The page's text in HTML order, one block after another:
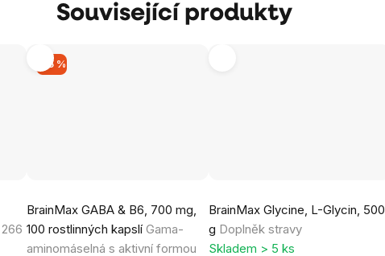
Související produkty
–15 %
BrainMax GABA & B6, 700 mg,
100 rostlinných kapslí Gama-
aminomáselná s aktivní formou
hodnocení
produktu
BrainMax Glycine, L-Glycin, 500
g Doplněk stravy
hodnocení
produktu
Skladem > 5 ks